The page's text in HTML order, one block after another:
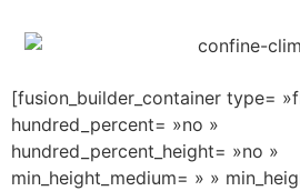
[fusion_builder_container type=
hundred_percent= »no »
hundred_percent_height= »no »
min_height_medium= » »